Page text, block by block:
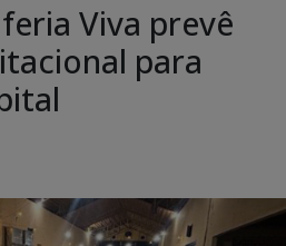
Viva prevê
para